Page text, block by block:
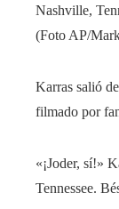
Nashville,
(Foto AP/
Karras salió
filmado por
«¡Joder, sí!»
Tennessee.